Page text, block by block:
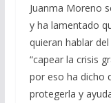
Juanma Moreno
y ha lamentado
quieran hablar
“capear la crisis
por eso ha dicho
protegerla y